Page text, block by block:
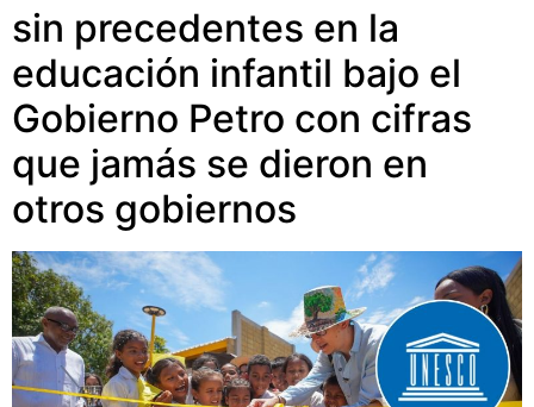
sin precedentes en la
educación infantil bajo el
Gobierno Petro con cifras
que jamás se dieron en
otros gobiernos